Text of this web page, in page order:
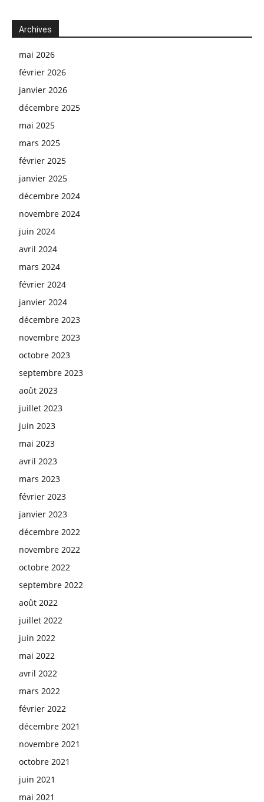
Archives
mai 2026
février 2026
janvier 2026
décembre 2025
mai 2025
mars 2025
février 2025
janvier 2025
décembre 2024
novembre 2024
juin 2024
avril 2024
mars 2024
février 2024
janvier 2024
décembre 2023
novembre 2023
octobre 2023
septembre 2023
août 2023
juillet 2023
juin 2023
mai 2023
avril 2023
mars 2023
février 2023
janvier 2023
décembre 2022
novembre 2022
octobre 2022
septembre 2022
août 2022
juillet 2022
juin 2022
mai 2022
avril 2022
mars 2022
février 2022
décembre 2021
novembre 2021
octobre 2021
juin 2021
mai 2021